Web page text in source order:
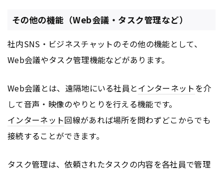
その他の機能（Web会議・タスク管理など）
社内SNS・ビジネスチャットのその他の機能として、
Web会議やタスク管理機能などがあります。
Web会議とは、遠隔地にいる社員とインターネットを介
して音声・映像のやりとりを行える機能です。
インターネット回線があれば場所を問わずどこからでも
接続することができます。
タスク管理は、依頼されたタスクの内容を各社員で管理